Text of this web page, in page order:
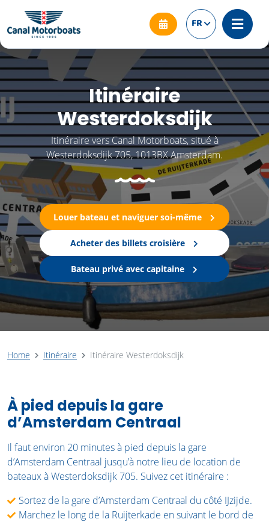
FR
Itinéraire
Westerdoksdijk
Itinéraire vers Canal Motorboats, situé à
Westerdoksdijk 705, 1013BX Amsterdam.
Louer bateau et naviguer soi-même
Acheter des billets croisière
Bateau privé avec capitaine
Home Itinéraire Itinéraire Westerdoksdijk
À pied depuis la gare
d’Amsterdam Centraal
Il faut environ 20 minutes à pied depuis la gare
d’Amsterdam Centraal jusqu’à notre lieu de location de
bateaux à Westerdoksdijk 705. Suivez cet itinéraire :
Sortez de la gare d’Amsterdam Centraal du côté IJzijde.
Marchez le long de la Ruijterkade en suivant le bord de